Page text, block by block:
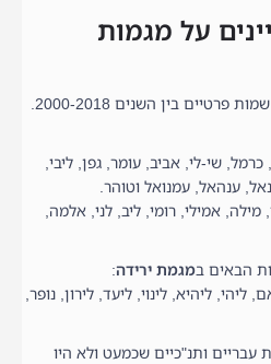
על מגמות
בין השנים 2000-2018.
כרמל, שי-לי, אביב, עומר, גפן, ליבי,
ענהאל, עמנואל וטוהר.
מילה, אמילי, רומי, ליב, לני, אלמה,
הבאים במגמת ירידה:
ליהי, ליהיא, לינוי, ליעד, לירון, נופר,
ותנ"כיים שכמעט ולא היו